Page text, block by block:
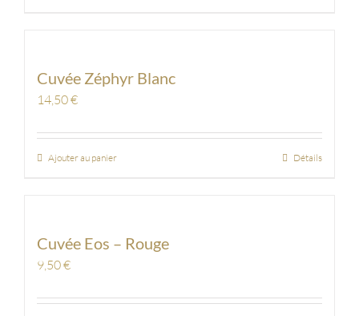
Cuvée Zéphyr Blanc
14,50€
Ajouter au panier Détails
Cuvée Eos – Rouge
9,50€